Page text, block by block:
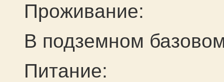
Проживание:
В подземном
Питание: